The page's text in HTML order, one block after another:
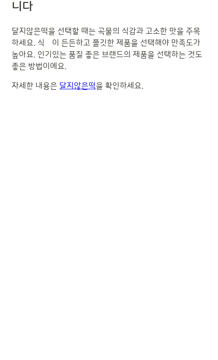
니다
달지않은떡을 선택할 때는 곡물의 식감과 고소한 맛을 주목
하세요. 식갌이 든든하고 쫄깃한 제품을 선택해야 만족도가
높아요. 인기있는 품질 좋은 브랜드의 제품을 선택하는 것도
좋은 방법이에요.
자세한 내용은 달지않은떡을 확인하세요.